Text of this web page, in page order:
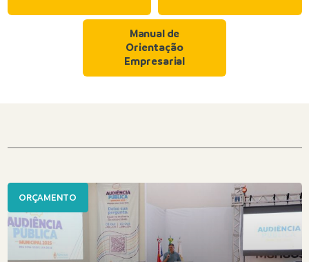
Manual de
Orientação
Empresarial
ORÇAMENTO